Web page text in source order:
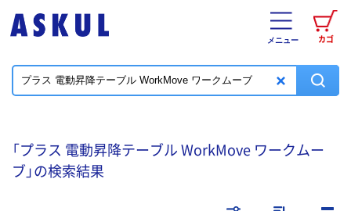
カゴ
メニュー
「プラス 電動昇降テーブル WorkMove ワークムー
ブ」の検索結果